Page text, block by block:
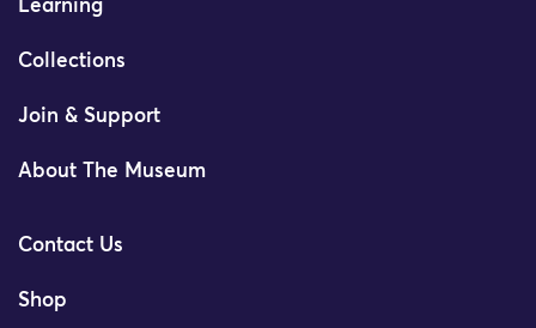
Learning
Collections
Join & Support
About The Museum
Contact Us
Shop